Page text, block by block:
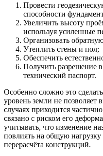
Провести
способности
Увеличить высоту
используя усиленные
Организовать
Утеплить стены и пол;
Обеспечить
Получить разрешение
технический паспорт.
Особенно сложно это
уровень земли не позволяет
случаях приходится
связано с риском его
учитывать, что изменение
повлиять на общую
перерасчёта конструкций.